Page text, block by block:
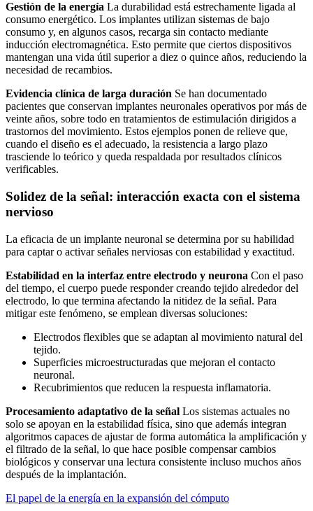
Gestión de la energía La durabilidad está estrechamente ligada al
consumo energético. Los implantes utilizan sistemas de bajo
consumo y, en algunos casos, recarga sin contacto mediante
inducción electromagnética. Esto permite que ciertos dispositivos
mantengan una vida útil superior a diez o quince años, reduciendo la
necesidad de recambios.
Evidencia clínica de larga duración Se han documentado
pacientes que conservan implantes neuronales operativos por más de
veinte años, sobre todo en tratamientos de estimulación dirigidos a
trastornos del movimiento. Estos ejemplos ponen de relieve que,
cuando el diseño es el adecuado, la resistencia a largo plazo
trasciende lo teórico y queda respaldada por resultados clínicos
verificables.
Solidez de la señal: interacción exacta con el sistema
nervioso
La eficacia de un implante neuronal se determina por su habilidad
para captar o activar señales nerviosas con estabilidad y exactitud.
Estabilidad en la interfaz entre electrodo y neurona Con el paso
del tiempo, el cuerpo puede responder creando tejido alrededor del
electrodo, lo que termina afectando la nitidez de la señal. Para
mitigar este fenómeno, se emplean diversas soluciones:
Electrodos flexibles que se adaptan al movimiento natural del
tejido.
Superficies microestructuradas que mejoran el contacto
neuronal.
Recubrimientos que reducen la respuesta inflamatoria.
Procesamiento adaptativo de la señal Los sistemas actuales no
solo se apoyan en la estabilidad física, sino que además integran
algoritmos capaces de ajustar de forma automática la amplificación y
el filtrado de la señal, lo que hace posible compensar cambios
biológicos y conservar una lectura consistente incluso muchos años
después de la implantación.
El papel de la energía en la expansión del cómputo